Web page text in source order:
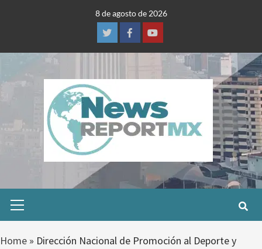
8 de agosto de 2026
TwitterFacebookYoutube
Menu
Home » Dirección Nacional de Promoción al Deporte y